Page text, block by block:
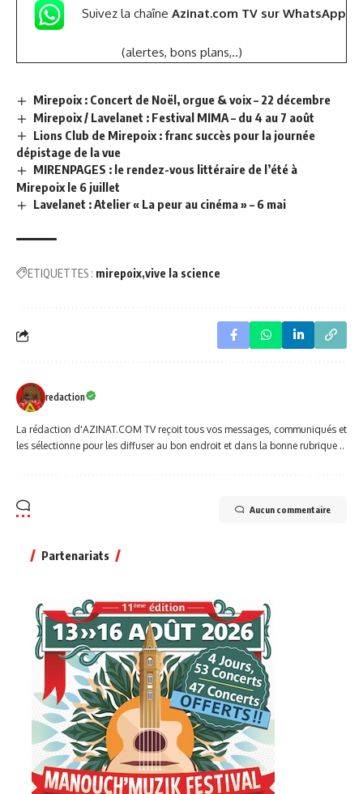
Suivez la chaîne Azinat.com TV sur WhatsApp
(alertes, bons plans,..)
Mirepoix : Concert de Noël, orgue & voix – 22 décembre
Mirepoix / Lavelanet : Festival MIMA – du 4 au 7 août
Lions Club de Mirepoix : franc succès pour la journée
dépistage de la vue
MIRENPAGES : le rendez-vous littéraire de l’été à
Mirepoix le 6 juillet
Lavelanet : Atelier « La peur au cinéma » – 6 mai
ETIQUETTES : mirepoix vive la science
redaction
La rédaction d'AZINAT.COM TV reçoit tous vos messages, communiqués et
les sélectionne pour les diffuser au bon endroit et dans la bonne rubrique ..
Aucun commentaire
Partenariats